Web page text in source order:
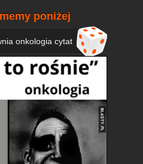
poniżej
onkologia cytat